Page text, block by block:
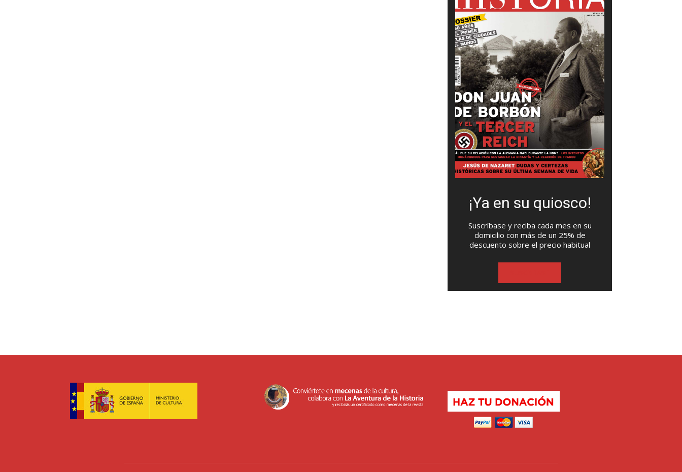
¡Ya en su quiosco!
Suscríbase y reciba cada mes en su
domicilio con más de un 25% de
descuento sobre el precio habitual